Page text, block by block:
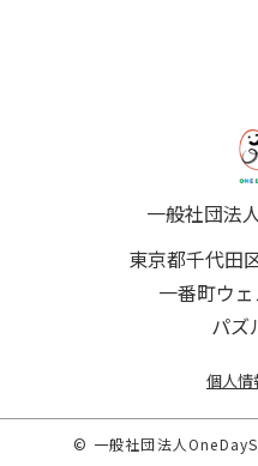
一般社団法
東京都千代田
一番町ウ
パズ
個人情
© 一般社団法人